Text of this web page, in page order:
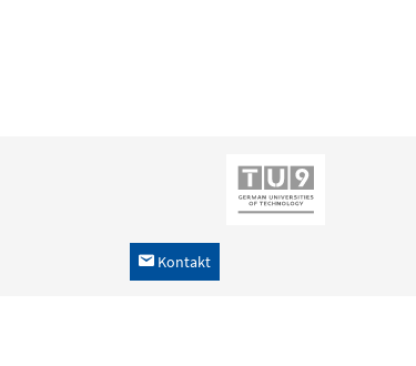
h Kontakt